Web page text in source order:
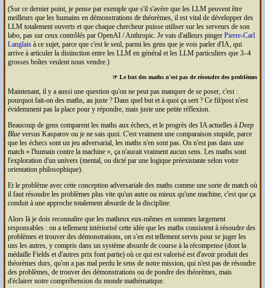
(Sur ce dernier point, je pense par exemple que s'il s'avère que les LLMpeuvent être
meilleurs que les humains en démonstrations de théorèmes, il est vital de développer des
LLMtotalement ouverts et que chaque chercheur puisse utiliser sur les serveurs de son
labo, pas sur ceux contrôlés par OpenAI/ Anthropic. Je vais d'ailleurs pinger Pierre-Carl
Langlaisà ce sujet, parce que c'est le seul, parmi les gens que je vois parler d'IA, qui
arrive à articuler la distinction entre les LLMen général et les LLMparticuliers que 3–4
grosses boîtes veulent nous vendre.)
☞ Le but des maths n'est pas de résoudre des problèmes
Maintenant, il y a aussi une question qu'on ne peut pas manquer de se poser, c'est :
pourquoi fait-on des maths, au juste ? Dans quel but et à quoi ça sert ? Ce fil/post n'est
évidemment pas la place pour y répondre, mais juste une petite réflexion.
Beaucoup de gens comparent les maths aux échecs, et le progrès des IAactuelles à Deep
Blueversus Kasparov ou je ne sais quoi. C'est vraiment une comparaison stupide, parce
que les échecs sont un jeu adversarial, les maths n'en sont pas. On n'est pas dans une
match « l'humain contre la machine », ça n'aurait vraiment aucun sens. Les maths sont
l'exploration d'un univers (mental, ou dicté par une logique préexistante selon votre
orientation philosophique).
Et le problème avec cette conception adversariale des maths comme une sorte de match où
il faut résoudre les problèmes plus vite qu'un autre ou mieux qu'une machine, c'est que ça
conduit à une approche totalement absurde de la discipline.
Alors là je dois reconnaître que les matheux eux-mêmes en sommes largement
responsables : on a tellement intériorisé cette idée que les maths consistent à résoudre des
problèmes et trouver des démonstrations, on s'en est tellement servis pour se juger les
uns les autres, y compris dans un système absurde de course à la récompense (dont la
médaille Fields et d'autres prix font partie) où ce qui est valorisé est d'avoir produit des
théorèmes durs, qu'on a pas mal perdu le sens de notre mission, qui n'est pas de résoudre
des problèmes, de trouver des démonstrations ou de pondre des théorèmes, mais
d'éclairer notre compréhension du monde mathématique.